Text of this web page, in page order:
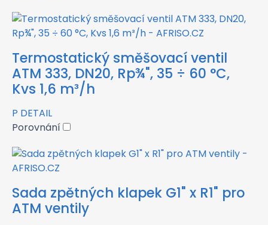
Termostatický směšovací ventil
ATM 333, DN20, Rp¾", 35 ÷ 60 °C,
Kvs 1,6 m³/h
P DETAIL
Porovnání
Sada zpětných klapek G1" x R1" pro
ATM ventily